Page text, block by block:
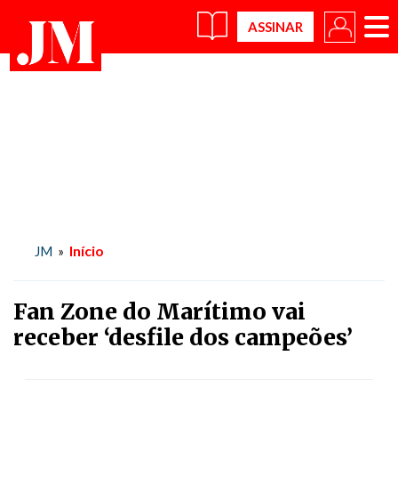
×
JM » Início
Fan Zone do Marítimo vai
receber ‘desfile dos campeões’